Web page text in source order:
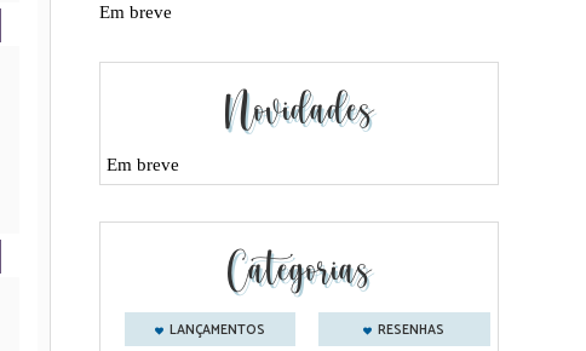
Em breve
Novidades
Em breve
Categorias
LANÇAMENTOS RESENHAS